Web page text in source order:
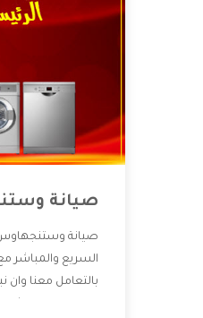
صيانة
صيانة
السريع والمباشر
بالتعامل معنا